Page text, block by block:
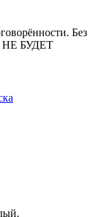
Без
НЕ БУДЕТ